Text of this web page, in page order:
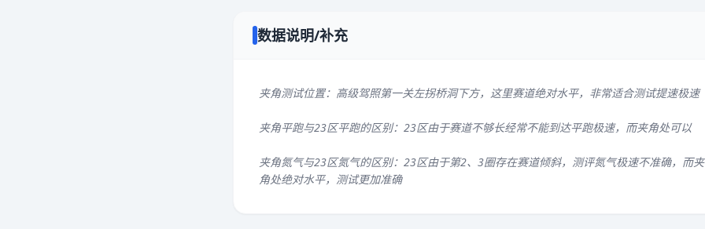
数据说明/补充
夹角测试位置：高级驾照第一关左拐桥洞下方，这里赛道绝对水平，非常适合测试提速极速
夹角平跑与23区平跑的区别：23区由于赛道不够长经常不能到达平跑极速，而夹角处可以
夹角氮气与23区氮气的区别：23区由于第2、3圈存在赛道倾斜，测评氮气极速不准确，而夹
角处绝对水平，测试更加准确